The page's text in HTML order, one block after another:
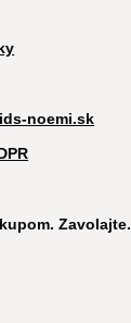
noemi.sk
Zavolajte.